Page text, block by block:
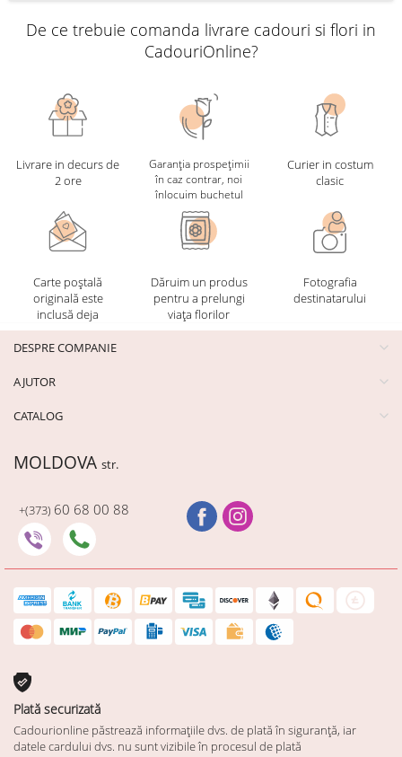
De ce trebuie comanda livrare cadouri si flori in
CadouriOnline?
Livrare in decurs de
2 ore
Garanția prospețimii
în caz contrar, noi
înlocuim buchetul
Curier in costum
clasic
Carte poștală
originală este
inclusă deja
Dăruim un produs
pentru a prelungi
viața florilor
Fotografia
destinatarului
DESPRE COMPANIE
AJUTOR
CATALOG
MOLDOVA str.
+(373) 60 68 00 88
Plată securizată
Cadourionline păstrează informațiile dvs. de plată în siguranță, iar
datele cardului dvs. nu sunt vizibile în procesul de plată